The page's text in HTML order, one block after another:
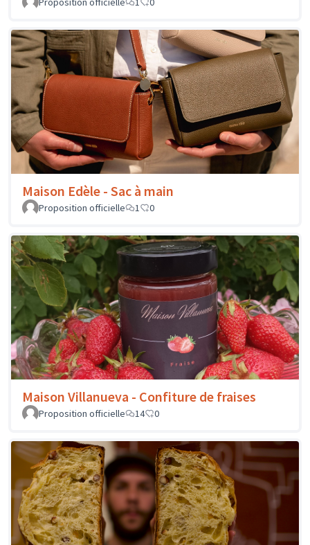
Maison Edèle - Sac à main
Proposition officielle 1 0
Maison Villanueva - Confiture de fraises
Proposition officielle 14 0